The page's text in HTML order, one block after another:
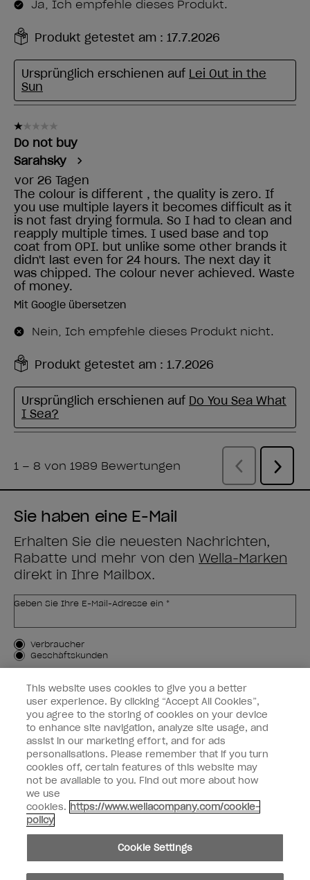
Sie haben eine E-Mail
Erhalten Sie die neuesten Nachrichten,
Rabatte und mehr von den Wella-Marken
direkt in Ihre Mailbox.
Geben Sie Ihre E-Mail-Adresse ein *
Kundenart
Verbraucher
Geschäftskunden
MICH ANMELDEN
Kundeninformationen
OPI & Sie
instagramfacebook
Copyright 2026, Wella Operations US LLC. Alle Rechte vorbehalten.
This website uses cookies to give you a better
user experience. By clicking “Accept All Cookies”,
you agree to the storing of cookies on your device
to enhance site navigation, analyze site usage, and
assist in our marketing effort, and for ads
personalisations. Please remember that if you turn
cookies off, certain features of this website may
not be available to you. Find out more about how
we use
cookies. https://www.wellacompany.com/cookie-
policy
Cookie Settings